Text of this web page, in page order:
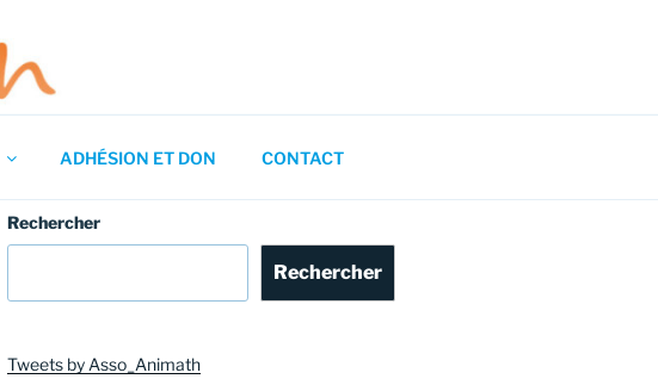
ADHÉSION ET DON CONTACT
Rechercher
Rechercher
Tweets by Asso_Animath